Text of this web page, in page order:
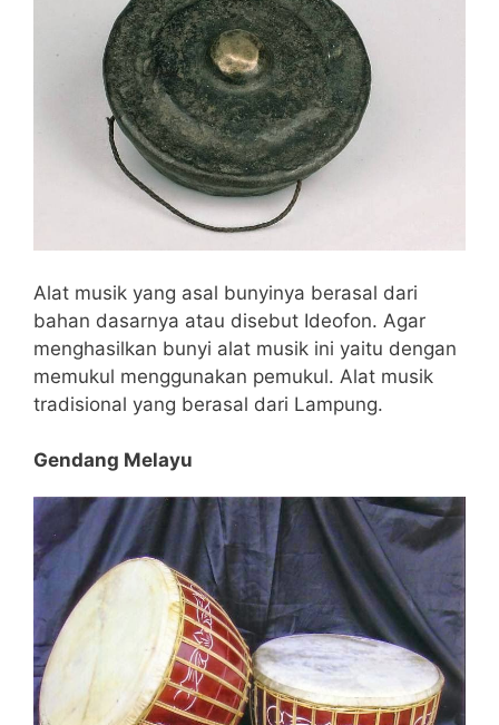
Alat musik yang asal bunyinya berasal dari
bahan dasarnya atau disebut Ideofon. Agar
menghasilkan bunyi alat musik ini yaitu dengan
memukul menggunakan pemukul. Alat musik
tradisional yang berasal dari Lampung.
Gendang Melayu